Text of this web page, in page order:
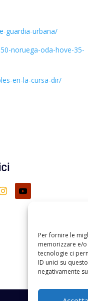
Per fornire le
memorizzare e/
tecnologie ci
ID unici su
negativamente
guardia-urbana/
noruega-oda-hove-35-
en-la-cursa-dir/